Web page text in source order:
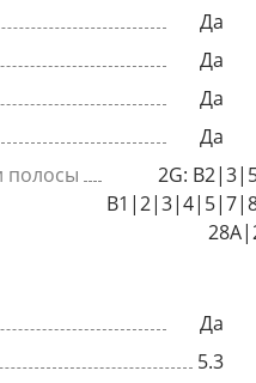
Да
Да
Да
Да
полосы
2G:
Да
5.3